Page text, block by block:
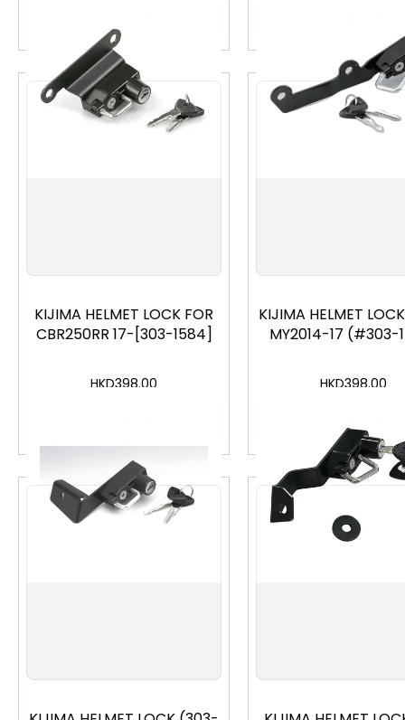
KIJIMA HELMET LOCK FOR
CBR250RR 17-[303-1584]
HKD398.00
KIJIMA HELMET
MY2014-17 (#303-
HKD398.00